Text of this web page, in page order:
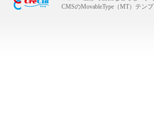
CMSのMovableType（MT）テン